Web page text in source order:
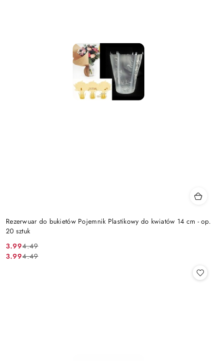
Rezerwuar do bukietów Pojemnik Plastikowy do kwiatów 14 cm - op.
20 sztuk
Cena
promocyjna:
3.99
Cena
przed
4.49
Cena
3.99
Cena4.49